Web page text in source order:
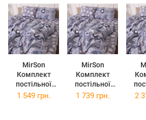
MirSon
Комплект
постільної
білизни Бязь
MirSon
Комплект
постільної
білизни Бязь
1 549 грн. 1 739 грн. 2